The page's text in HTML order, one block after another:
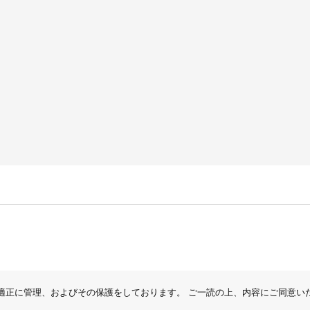
正に管理、およびその保護をしております。 ご一読の上、内容にご同意